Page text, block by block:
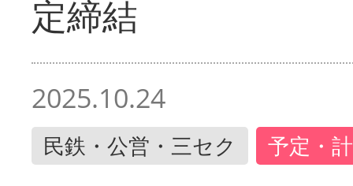
定締結
2025.10.24
民鉄・公営・三セク 予定・